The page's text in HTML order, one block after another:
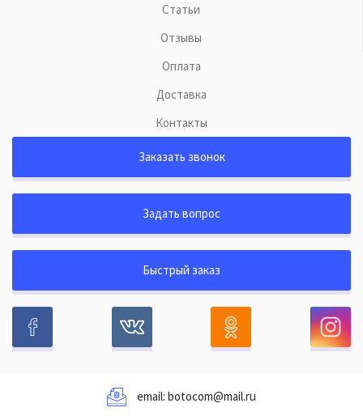
Статьи
Отзывы
Оплата
Доставка
Контакты
Заказать звонок
Задать вопрос
Быстрый заказ
email: botocom@mail.ru